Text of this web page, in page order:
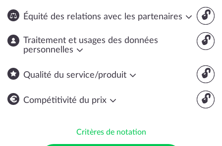
🔓
Équité des relations avec les partenaires
🔓
Traitement et usages des données
personnelles
🔓
Qualité du service/produit
🔓
Compétitivité du prix
Critères de notation